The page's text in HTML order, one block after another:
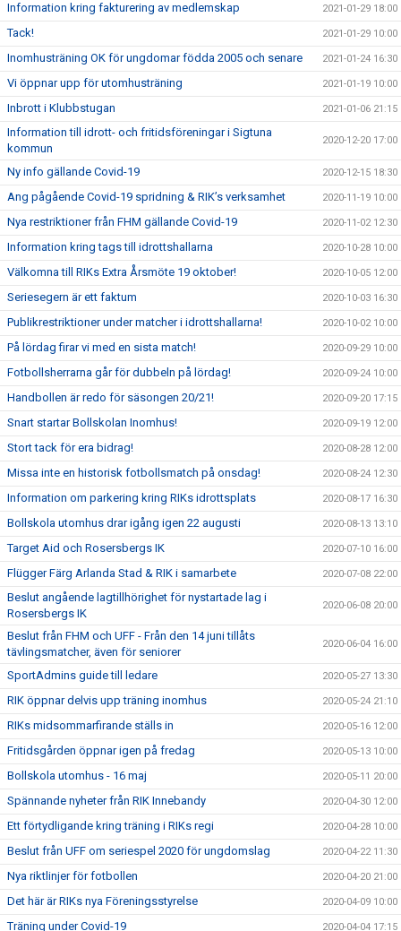
Information kring fakturering av medlemskap 2021-01-29 18:00
Tack! 2021-01-29 10:00
Inomhusträning OK för ungdomar födda 2005 och senare 2021-01-24 16:30
Vi öppnar upp för utomhusträning 2021-01-19 10:00
Inbrott i Klubbstugan 2021-01-06 21:15
Information till idrott- och fritidsföreningar i Sigtuna
kommun
2020-12-20 17:00
Ny info gällande Covid-19 2020-12-15 18:30
Ang pågående Covid-19 spridning & RIK’s verksamhet 2020-11-19 10:00
Nya restriktioner från FHM gällande Covid-19 2020-11-02 12:30
Information kring tags till idrottshallarna 2020-10-28 10:00
Välkomna till RIKs Extra Årsmöte 19 oktober! 2020-10-05 12:00
Seriesegern är ett faktum 2020-10-03 16:30
Publikrestriktioner under matcher i idrottshallarna! 2020-10-02 10:00
På lördag firar vi med en sista match! 2020-09-29 10:00
Fotbollsherrarna går för dubbeln på lördag! 2020-09-24 10:00
Handbollen är redo för säsongen 20/21! 2020-09-20 17:15
Snart startar Bollskolan Inomhus! 2020-09-19 12:00
Stort tack för era bidrag! 2020-08-28 12:00
Missa inte en historisk fotbollsmatch på onsdag! 2020-08-24 12:30
Information om parkering kring RIKs idrottsplats 2020-08-17 16:30
Bollskola utomhus drar igång igen 22 augusti 2020-08-13 13:10
Target Aid och Rosersbergs IK 2020-07-10 16:00
Flügger Färg Arlanda Stad & RIK i samarbete 2020-07-08 22:00
Beslut angående lagtillhörighet för nystartade lag i
Rosersbergs IK
2020-06-08 20:00
Beslut från FHM och UFF - Från den 14 juni tillåts
tävlingsmatcher, även för seniorer
2020-06-04 16:00
SportAdmins guide till ledare 2020-05-27 13:30
RIK öppnar delvis upp träning inomhus 2020-05-24 21:10
RIKs midsommarfirande ställs in 2020-05-16 12:00
Fritidsgården öppnar igen på fredag 2020-05-13 10:00
Bollskola utomhus - 16 maj 2020-05-11 20:00
Spännande nyheter från RIK Innebandy 2020-04-30 12:00
Ett förtydligande kring träning i RIKs regi 2020-04-28 10:00
Beslut från UFF om seriespel 2020 för ungdomslag 2020-04-22 11:30
Nya riktlinjer för fotbollen 2020-04-20 21:00
Det här är RIKs nya Föreningsstyrelse 2020-04-09 10:00
Träning under Covid-19 2020-04-04 17:15